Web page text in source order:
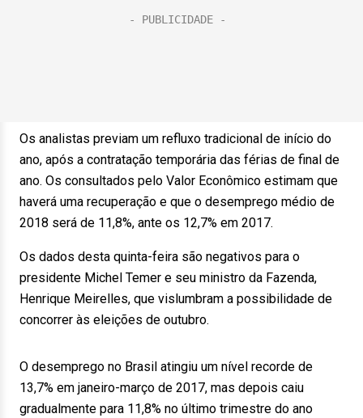
Os analistas previam um refluxo tradicional de início do
ano, após a contratação temporária das férias de final de
ano. Os consultados pelo Valor Econômico estimam que
haverá uma recuperação e que o desemprego médio de
2018 será de 11,8%, ante os 12,7% em 2017.
Os dados desta quinta-feira são negativos para o
presidente Michel Temer e seu ministro da Fazenda,
Henrique Meirelles, que vislumbram a possibilidade de
concorrer às eleições de outubro.
O desemprego no Brasil atingiu um nível recorde de
13,7% em janeiro-março de 2017, mas depois caiu
gradualmente para 11,8% no último trimestre do ano